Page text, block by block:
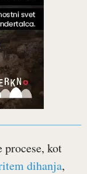
procese, kot
dihanja,